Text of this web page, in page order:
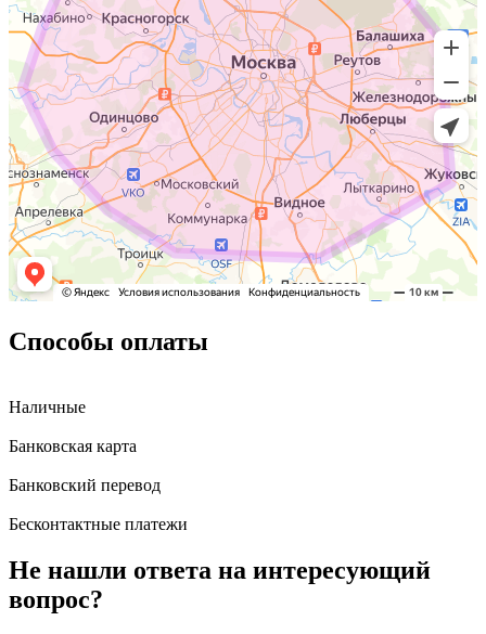
Способы оплаты
Наличные
Банковская карта
Банковский перевод
Бесконтактные платежи
Не нашли ответа на интересующий
вопрос?